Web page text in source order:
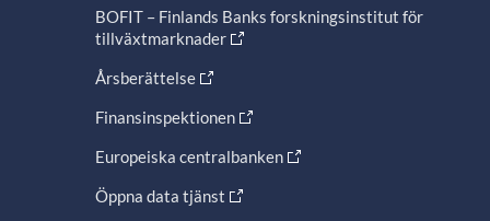
BOFIT – Finlands Banks forskningsinstitut för
tillväxtmarknader
Årsberättelse
Finansinspektionen
Europeiska centralbanken
Öppna data tjänst